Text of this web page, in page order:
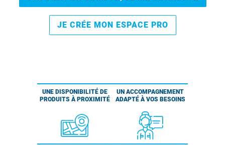
JE CRÉE MON ESPACE PRO
UNE DISPONIBILITÉ DE
PRODUITS À PROXIMITÉ
UN ACCOMPAGNEMENT
ADAPTÉ À VOS BESOINS